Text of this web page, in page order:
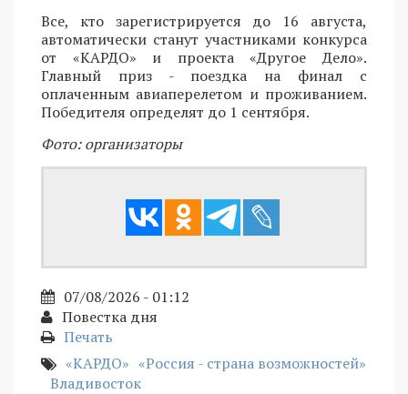
Все, кто зарегистрируется до 16 августа,
автоматически станут участниками конкурса
от «КАРДО» и проекта «Другое Дело».
Главный приз - поездка на финал с
оплаченным авиаперелетом и проживанием.
Победителя определят до 1 сентября.
Фото: организаторы
07/08/2026 - 01:12
Повестка дня
Печать
«КАРДО» «Россия - страна возможностей»
Владивосток